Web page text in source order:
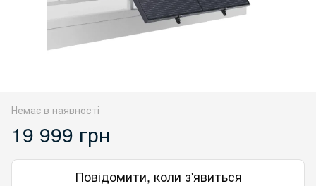
Немає в наявності
19 999 грн
Повідомити, коли з'явиться